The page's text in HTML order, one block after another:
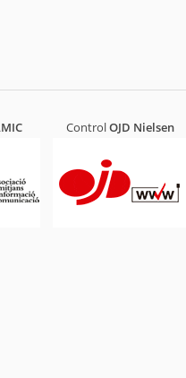
ControlOJD Nielsen